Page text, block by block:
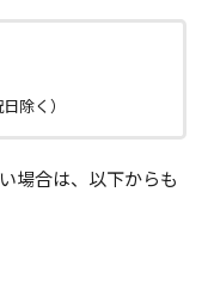
除く）
場合は、以下からも